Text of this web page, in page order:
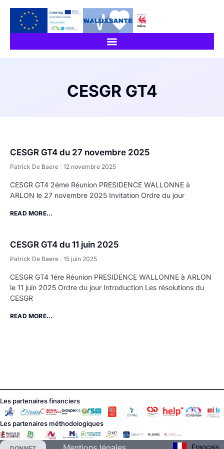
CESGR GT4
CESGR GT4 du 27 novembre 2025
Patrick De Baere 12 novembre 2025
CESGR GT4 2éme Réunion PRESIDENCE WALLONNE à
ARLON le 27 novembre 2025 Invitation Ordre du jour
READ MORE...
CESGR GT4 du 11 juin 2025
Patrick De Baere 15 juin 2025
CESGR GT4 1ére Réunion PRESIDENCE WALLONNE à ARLON
le 11 juin 2025 Ordre du jour Introduction Les résolutions du
CESGR
READ MORE...
Les partenaires financiers
Les partenaires méthodologiques
Français